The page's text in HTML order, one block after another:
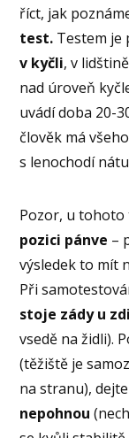
říct, jak
test. Testem
v kyčli, v
nad úroveň
uvádí doba 20-
člověk má
s lenochodí
Pozor, u
pozici pánve –
výsledek to mít
Při
stoje zády u zdi
vsedě na židli).
(těžiště je
na stranu),
nepohnou